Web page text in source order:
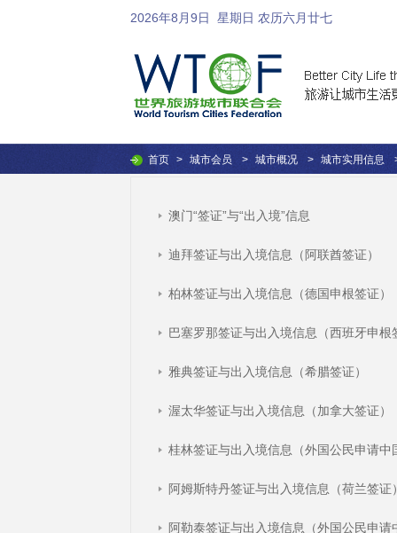
2026年8月9日 星期日 农历六月廿七
首页 > 城市会员 > 城市概况 > 城市实用信息
澳门“签证”与“出入境”信息
迪拜签证与出入境信息（阿联酋签证）
柏林签证与出入境信息（德国申根签证）
巴塞罗那签证与出入境信息（西班牙申根
雅典签证与出入境信息（希腊签证）
渥太华签证与出入境信息（加拿大签证）
桂林签证与出入境信息（外国公民申请中
阿姆斯特丹签证与出入境信息（荷兰签证
阿勒泰签证与出入境信息（外国公民申请